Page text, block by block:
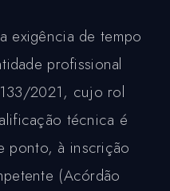
exigência de tempo
profissional
2021, cujo rol
técnica é
ponto, à inscrição
(Acórdão